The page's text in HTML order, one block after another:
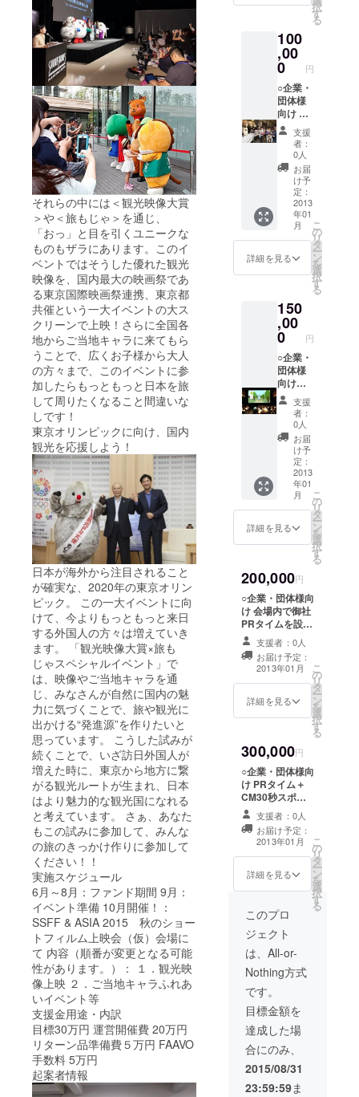
それらの中には＜観光映像大賞
＞や＜旅もじゃ＞を通じ、
「おっ」と目を引くユニークな
ものもザラにあります。このイ
ベントではそうした優れた観光
映像を、国内最大の映画祭であ
る東京国際映画祭連携、東京都
共催という一大イベントの大ス
クリーンで上映！さらに全国各
地からご当地キャラに来てもら
うことで、広くお子様から大人
の方々まで、このイベントに参
加したらもっともっと日本を旅
して周りたくなること間違いな
しです！
東京オリンピックに向け、国内
観光を応援しよう！
日本が海外から注目されること
が確実な、2020年の東京オリン
ピック。 この一大イベントに向
けて、今よりもっともっと来日
する外国人の方々は増えていき
ます。 「観光映像大賞×旅も
じゃスペシャルイベント」で
は、映像やご当地キャラを通
じ、みなさんが自然に国内の魅
力に気づくことで、旅や観光に
出かける“発進源”を作りたいと
思っています。 こうした試みが
続くことで、いざ訪日外国人が
増えた時に、東京から地方に繋
がる観光ルートが生まれ、日本
はより魅力的な観光国になれる
と考えています。 さぁ、あなた
もこの試みに参加して、みんな
の旅のきっかけ作りに参加して
ください！！
実施スケジュール
6月～8月：ファンド期間 9月：
イベント準備 10月開催！：
SSFF & ASIA 2015 秋のショー
トフィルム上映会（仮）会場に
て 内容（順番が変更となる可能
性があります。）： １．観光映
像上映 ２．ご当地キャラふれあ
いイベント等
支援金用途・内訳
目標30万円 運営開催費 20万円
リターン品準備費５万円 FAAVO
手数料 5万円
起案者情報
イト、
じゃサ
イトで
も紹
介！
択
す
る
100
,00
0 円
○企業・
団体様
向け 本
イベン
ト特設
ページ
で御社
を露出
掲載！
→（修
正）本
イベン
ト紹介
で御社
を露出
掲載！
万PVの
SSFF &
ASIAサ
イト、
旅も
じゃサ
イトで
も紹
介！
支援
者：
0人
お届
け予
定：
2013
年01
月
詳細を見る
こ
の
リ
タ
ー
ン
を
選
択
す
る
150
,00
0 円
○企業・
団体様
向け
CM30秒
スポッ
ト（10
組限
定）を
スク
リーン
で流
す！ or
B2パネ
ルを会
場設
置！（5
定） ※
月100万
PVの
SSFF &
ASIAサ
イト、
旅も
じゃサ
イトで
介！
※CM、
ては事
前に確
認させ
ていた
だき、
内容に
よって
はお断
わりさ
せてい
ただく
可能性
がござ
いま
す。
支援
者：
0人
お届
け予
定：
2013
年01
月
詳細を見る
こ
の
リ
タ
ー
ン
を
選
択
す
る
200,000円
○企業・団体様向
け 会場内で御社
PRタイムを設
置！（5組限定、
10分以内を想
定。場内スク
リーンで映像も
流せてPR効果
大！） ※月100万
ASIAサイト、旅
も紹介！ ※画像
はイメージで
す。
支援者：0人
お届け予定：
2013年01月
詳細を見る
こ
の
リ
タ
ー
ン
を
選
択
す
る
300,000円
○企業・団体様向
け PRタイム＋
CM30秒スポッ
ト＋パネル設置
＋フライヤー設
置 ※月100万PV
のSSFF & ASIA
サイト、旅も
じゃサイトでも
づきます。
支援者：0人
お届け予定：
2013年01月
詳細を見る
こ
の
リ
タ
ー
ン
を
選
択
す
る
このプロ
ジェクト
は、All-or-
Nothing方式
です。
目標金額を
達成した場
合にのみ、
2015/08/31
23:59:59ま